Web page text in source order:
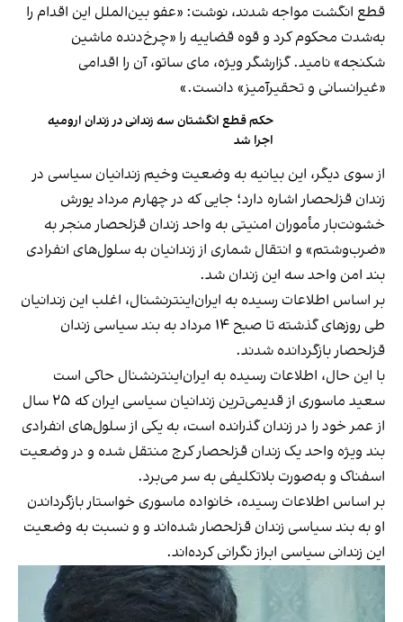
قطع انگشت مواجه شدند، نوشت: «عفو بین‌الملل این اقدام را
به‌شدت محکوم کرد و قوه قضاییه را «چرخ‌دنده ماشین
شکنجه» نامید. گزارشگر ویژه، مای ساتو، آن را اقدامی
«غیرانسانی و تحقیرآمیز» دانست.»
حکم قطع انگشتان سه زندانی در زندان ارومیه
اجرا شد
از سوی دیگر، این بیانیه به وضعیت وخیم زندانیان سیاسی در
زندان قزلحصار اشاره دارد؛ جایی که در چهارم مرداد یورش
خشونت‌بار مأموران امنیتی به واحد زندان قزلحصار منجر به
«ضرب‌وشتم» و انتقال شماری از زندانیان به سلول‌های انفرادی
بند امن واحد سه این زندان شد.
بر اساس اطلاعات رسیده به ایران‌اینترنشنال، اغلب این زندانیان
طی روزهای گذشته تا صبح ۱۴ مرداد به بند سیاسی زندان
قزلحصار بازگردانده شدند.
با این حال، اطلاعات رسیده به ایران‌اینترنشنال حاکی است
سعید ماسوری از قدیمی‌ترین زندانیان سیاسی ایران که ۲۵ سال
از عمر خود را در زندان گذرانده است، به یکی از سلول‌های انفرادی
بند ویژه واحد یک زندان قزلحصار کرج منتقل شده و در وضعیت
اسفناک و به‌صورت بلاتکلیفی به سر می‌برد.
بر اساس اطلاعات رسیده، خانواده ماسوری خواستار بازگرداندن
او به بند سیاسی زندان قزلحصار شده‌اند و و نسبت به وضعیت
این زندانی سیاسی ابراز نگرانی کرده‌اند.